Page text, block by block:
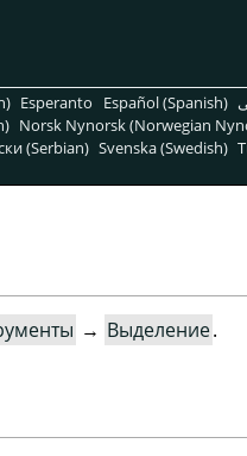
Esperanto Español (Spanish)
Norsk Nynorsk (Norwegian
(Serbian) Svenska (Swedish)
→ Выделение.